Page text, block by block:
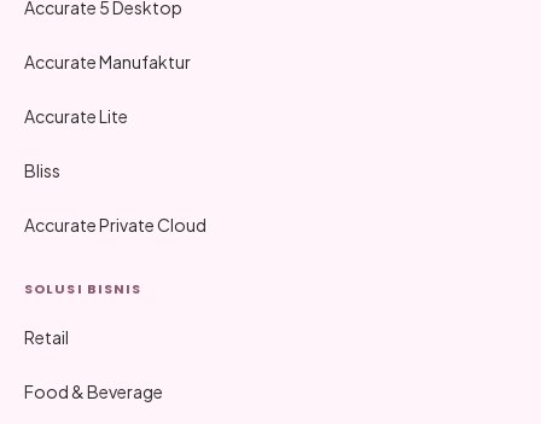
Accurate 5 Desktop
Accurate Manufaktur
Accurate Lite
Bliss
Accurate Private Cloud
SOLUSI BISNIS
Retail
Food & Beverage